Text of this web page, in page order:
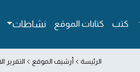
كتب كتابات الموقع نشاطات
الرئيسة أرشيف الموقع التقرير